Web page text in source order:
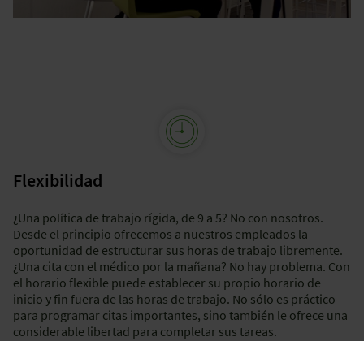
Flexibilidad
¿Una política de trabajo rígida, de 9 a 5? No con nosotros.
Desde el principio ofrecemos a nuestros empleados la
oportunidad de estructurar sus horas de trabajo libremente.
¿Una cita con el médico por la mañana? No hay problema. Con
el horario flexible puede establecer su propio horario de
inicio y fin fuera de las horas de trabajo. No sólo es práctico
para programar citas importantes, sino también le ofrece una
considerable libertad para completar sus tareas.